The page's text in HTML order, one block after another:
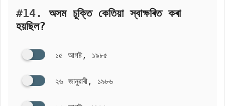
#14.
অসম চুক্তি কেতিয়া স্বাক্ষৰিত কৰা
হয়ছিল?
১৫ আগষ্ট, ১৯৮৫
২৬ জানুৱাৰী, ১৯৮৬